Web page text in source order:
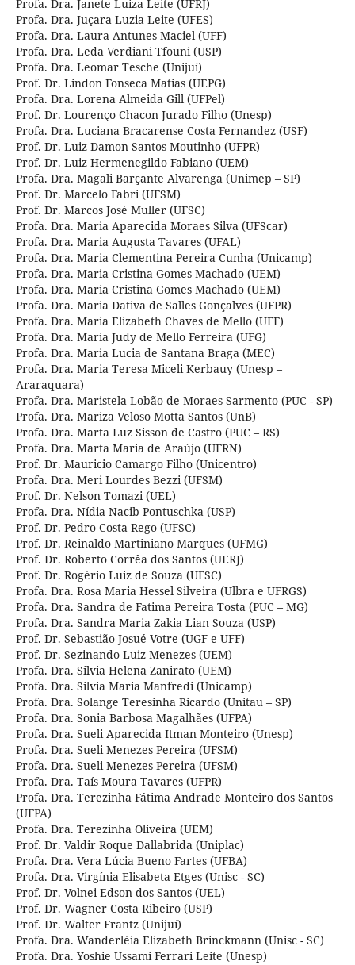
Profa. Dra. Janete Luiza Leite (UFRJ)
Profa. Dra. Juçara Luzia Leite (UFES)
Profa. Dra. Laura Antunes Maciel (UFF)
Profa. Dra. Leda Verdiani Tfouni (USP)
Profa. Dra. Leomar Tesche (Unijuí)
Prof. Dr. Lindon Fonseca Matias (UEPG)
Profa. Dra. Lorena Almeida Gill (UFPel)
Prof. Dr. Lourenço Chacon Jurado Filho (Unesp)
Profa. Dra. Luciana Bracarense Costa Fernandez (USF)
Prof. Dr. Luiz Damon Santos Moutinho (UFPR)
Prof. Dr. Luiz Hermenegildo Fabiano (UEM)
Profa. Dra. Magali Barçante Alvarenga (Unimep – SP)
Prof. Dr. Marcelo Fabri (UFSM)
Prof. Dr. Marcos José Muller (UFSC)
Profa. Dra. Maria Aparecida Moraes Silva (UFScar)
Profa. Dra. Maria Augusta Tavares (UFAL)
Profa. Dra. Maria Clementina Pereira Cunha (Unicamp)
Profa. Dra. Maria Cristina Gomes Machado (UEM)
Profa. Dra. Maria Cristina Gomes Machado (UEM)
Profa. Dra. Maria Dativa de Salles Gonçalves (UFPR)
Profa. Dra. Maria Elizabeth Chaves de Mello (UFF)
Profa. Dra. Maria Judy de Mello Ferreira (UFG)
Profa. Dra. Maria Lucia de Santana Braga (MEC)
Profa. Dra. Maria Teresa Miceli Kerbauy (Unesp –
Araraquara)
Profa. Dra. Maristela Lobão de Moraes Sarmento (PUC - SP)
Profa. Dra. Mariza Veloso Motta Santos (UnB)
Profa. Dra. Marta Luz Sisson de Castro (PUC – RS)
Profa. Dra. Marta Maria de Araújo (UFRN)
Prof. Dr. Mauricio Camargo Filho (Unicentro)
Profa. Dra. Meri Lourdes Bezzi (UFSM)
Prof. Dr. Nelson Tomazi (UEL)
Profa. Dra. Nídia Nacib Pontuschka (USP)
Prof. Dr. Pedro Costa Rego (UFSC)
Prof. Dr. Reinaldo Martiniano Marques (UFMG)
Prof. Dr. Roberto Corrêa dos Santos (UERJ)
Prof. Dr. Rogério Luiz de Souza (UFSC)
Profa. Dra. Rosa Maria Hessel Silveira (Ulbra e UFRGS)
Profa. Dra. Sandra de Fatima Pereira Tosta (PUC – MG)
Profa. Dra. Sandra Maria Zakia Lian Souza (USP)
Prof. Dr. Sebastião Josué Votre (UGF e UFF)
Prof. Dr. Sezinando Luiz Menezes (UEM)
Profa. Dra. Silvia Helena Zanirato (UEM)
Profa. Dra. Silvia Maria Manfredi (Unicamp)
Profa. Dra. Solange Teresinha Ricardo (Unitau – SP)
Profa. Dra. Sonia Barbosa Magalhães (UFPA)
Profa. Dra. Sueli Aparecida Itman Monteiro (Unesp)
Profa. Dra. Sueli Menezes Pereira (UFSM)
Profa. Dra. Sueli Menezes Pereira (UFSM)
Profa. Dra. Taís Moura Tavares (UFPR)
Profa. Dra. Terezinha Fátima Andrade Monteiro dos Santos
(UFPA)
Profa. Dra. Terezinha Oliveira (UEM)
Prof. Dr. Valdir Roque Dallabrida (Uniplac)
Profa. Dra. Vera Lúcia Bueno Fartes (UFBA)
Profa. Dra. Virgínia Elisabeta Etges (Unisc - SC)
Prof. Dr. Volnei Edson dos Santos (UEL)
Prof. Dr. Wagner Costa Ribeiro (USP)
Prof. Dr. Walter Frantz (Unijuí)
Profa. Dra. Wanderléia Elizabeth Brinckmann (Unisc - SC)
Profa. Dra. Yoshie Ussami Ferrari Leite (Unesp)